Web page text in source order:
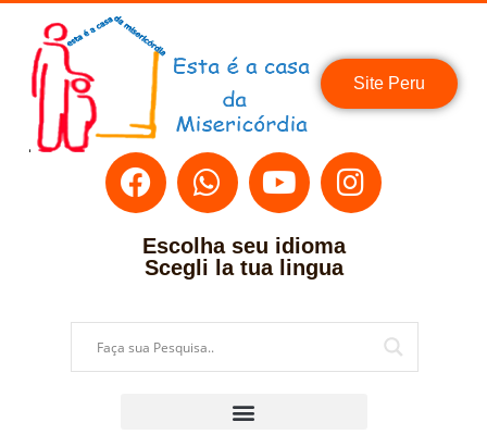
Site Peru
Escolha seu idioma
Scegli la tua lingua